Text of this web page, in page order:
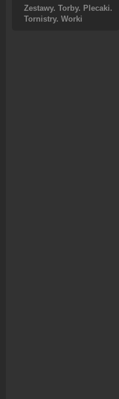
Zestawy. Torby. Plecaki.
Tornistry. Worki